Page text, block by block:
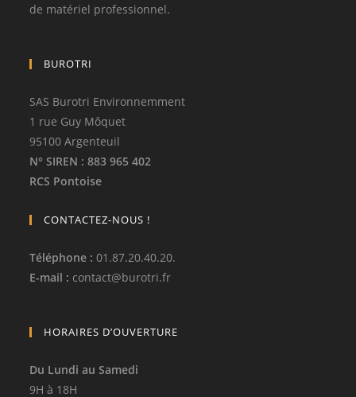
de matériel professionnel.
BUROTRI
SAS Burotri Environnemment
1 rue Guy Môquet
95100 Argenteuil
N° SIREN : 883 965 402
RCS Pontoise
CONTACTEZ-NOUS !
Téléphone :01.87.20.40.20.
E-mail : contact@burotri.fr
HORAIRES D’OUVERTURE
Du Lundi au Samedi
9H à 18H